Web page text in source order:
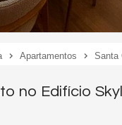
Apartamentos Santa
no Edifício